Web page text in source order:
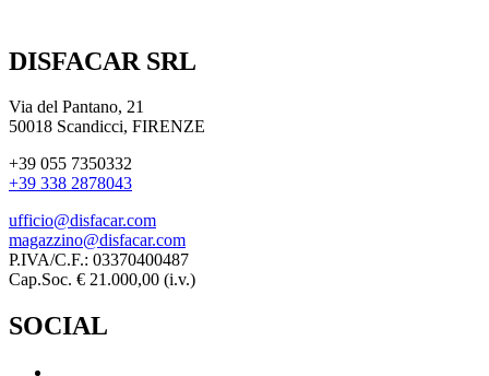
DISFACAR SRL
Via del Pantano, 21
50018 Scandicci, FIRENZE
+39 055 7350332
+39 338 2878043
ufficio@disfacar.com
magazzino@disfacar.com
P.IVA/C.F.: 03370400487
Cap.Soc. € 21.000,00 (i.v.)
SOCIAL